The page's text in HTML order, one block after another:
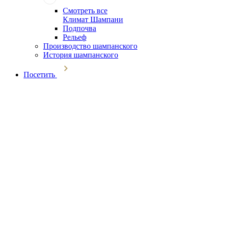
Смотреть все
Климат Шампани
Подпочва
Рельеф
Производство шампанского
История шампанского
Посетить